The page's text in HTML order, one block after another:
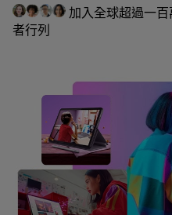
腦
筆
記
加入全球超過一
者行列